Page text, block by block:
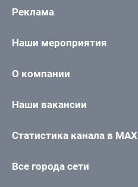
Реклама
Наши мероприятия
О компании
Наши вакансии
Статистика канала в MAX
Все города сети